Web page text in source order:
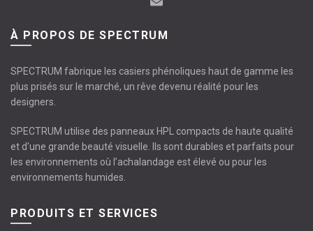
À PROPOS DE SPECTRUM
SPECTRUM fabrique les casiers phénoliques haut de gamme les
plus prisés sur le marché, un rêve devenu réalité pour les
designers.
SPECTRUM utilise des panneaux HPL compacts de haute qualité
et d'une grande beauté visuelle. Ils sont durables et parfaits pour
les environnements où l’achalandage est élevé ou pour les
environnements humides.
PRODUITS ET SERVICES